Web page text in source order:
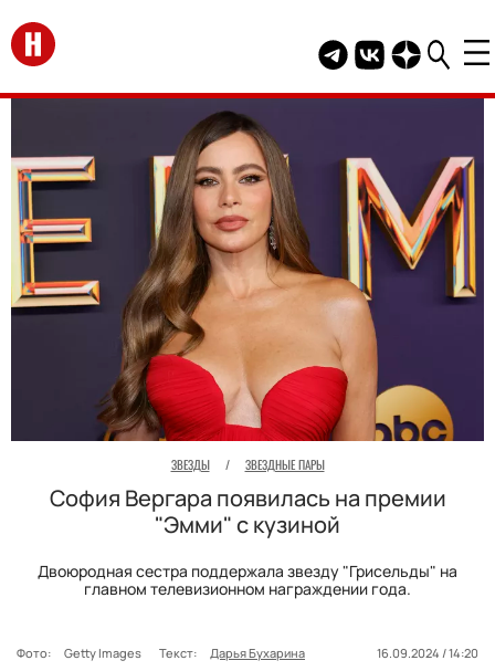
Перейти на главную
Telegram канал
Группа HELLO
Канал
ЗВЕЗДЫ / ЗВЕЗДНЫЕ ПАРЫ
София Вергара появилась на премии
"Эмми" с кузиной
Двоюродная сестра поддержала звезду "Грисельды" на
главном телевизионном награждении года.
Фото: Getty Images Текст: Дарья Бухарина
16.09.2024 / 14:20